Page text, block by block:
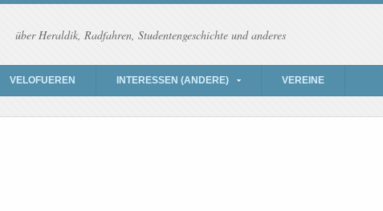
über Heraldik, Radfahren, Studentengeschichte und anderes
VELOFUEREN INTERESSEN (ANDERE) VEREINE